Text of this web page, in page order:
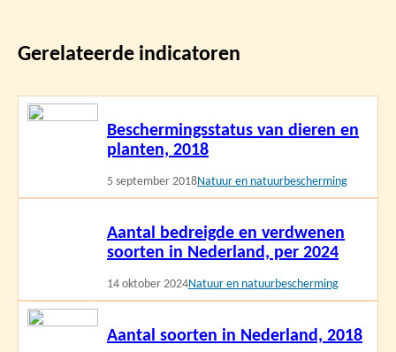
Gerelateerde indicatoren
Beschermingsstatus van dieren en
planten, 2018
5 september 2018Natuur en natuurbescherming
Lees
Aantal bedreigde en verdwenen
soorten in Nederland, per 2024
14 oktober 2024Natuur en natuurbescherming
Aantal soorten in Nederland, 2018
Lees